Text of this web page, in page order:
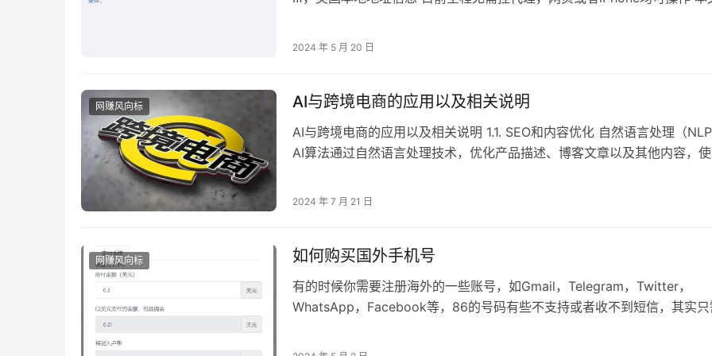
2024 年 5 月 20 日
网赚风向标 AI与跨境电商的应用以及相关说明
AI与跨境电商的应用以及相关说明 1.1. SEO和内容优化 自然语言处理（
AI算法通过自然语言处理技术，优化产品描述、博客文章以及其他内容，使
2024 年 7 月 21 日
网赚风向标 如何购买国外手机号
有的时候你需要注册海外的一些账号，如Gmail，Telegram，Twitter，
WhatsApp，Facebook等，86的号码有些不支持或者收不到短信，其实只